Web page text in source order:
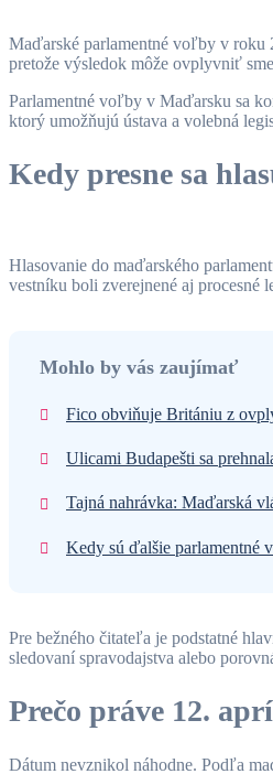
Maďarské parlamentné voľby v roku
pretože výsledok môže ovplyvniť
Parlamentné voľby v Maďarsku sa
ktorý umožňujú ústava a volebná
Kedy presne sa
Hlasovanie do maďarského
vestníku boli zverejnené aj procesné
Mohlo by vás zaujímať
Fico obviňuje Britániu z
Ulicami Budapešti sa
Tajná nahrávka: Maďarská
Kedy sú ďalšie parlamentné
Pre bežného čitateľa je podstatné
sledovaní spravodajstva alebo
Prečo práve 12.
Dátum nevznikol náhodne. Podľa